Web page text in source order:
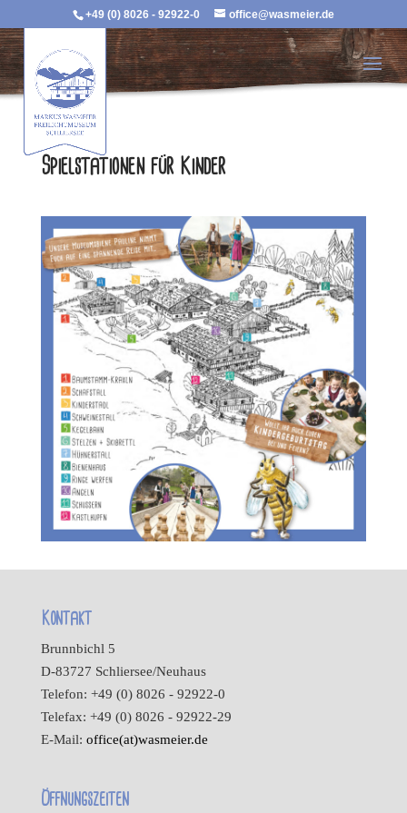
+49 (0) 8026 - 92922-0 office@wasmeier.de
Spielstationen für Kinder
Kontakt
Brunnbichl 5
D-83727 Schliersee/Neuhaus
Telefon: +49 (0) 8026 - 92922-0
Telefax: +49 (0) 8026 - 92922-29
E-Mail: office(at)wasmeier.de
Öffnungszeiten